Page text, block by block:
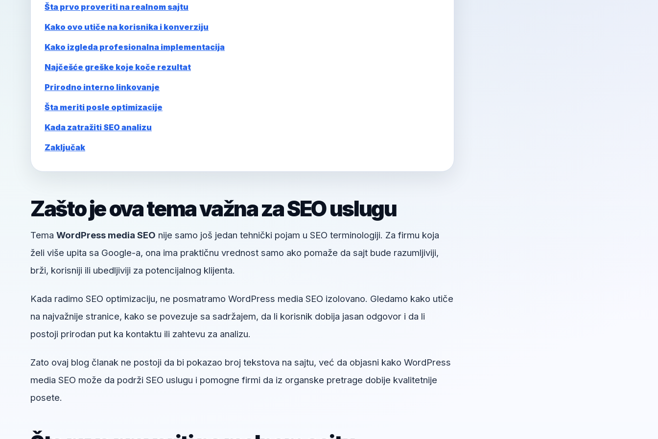
Šta prvo proveriti na realnom sajtu
Kako ovo utiče na korisnika i konverziju
Kako izgleda profesionalna implementacija
Najčešće greške koje koče rezultat
Prirodno interno linkovanje
Šta meriti posle optimizacije
Kada zatražiti SEO analizu
Zaključak
Zašto je ova tema važna za SEO uslugu
Tema WordPress media SEO nije samo još jedan tehnički pojam u SEO terminologiji. Za firmu koja
želi više upita sa Google-a, ona ima praktičnu vrednost samo ako pomaže da sajt bude razumljiviji,
brži, korisniji ili ubedljiviji za potencijalnog klijenta.
Kada radimo SEO optimizaciju, ne posmatramo WordPress media SEO izolovano. Gledamo kako utiče
na najvažnije stranice, kako se povezuje sa sadržajem, da li korisnik dobija jasan odgovor i da li
postoji prirodan put ka kontaktu ili zahtevu za analizu.
Zato ovaj blog članak ne postoji da bi pokazao broj tekstova na sajtu, već da objasni kako WordPress
media SEO može da podrži SEO uslugu i pomogne firmi da iz organske pretrage dobije kvalitetnije
posete.